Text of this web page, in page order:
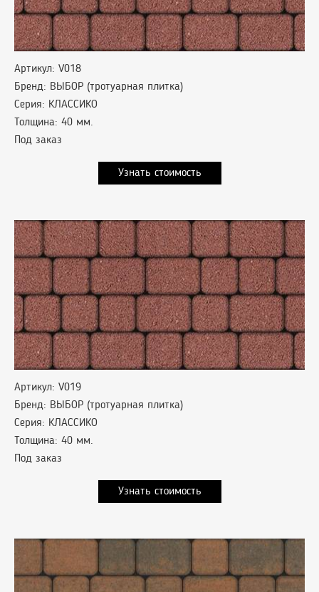
Артикул: V018
Бренд: ВЫБОР (тротуарная плитка)
Серия: КЛАССИКО
Толщина: 40 мм.
Под заказ
Узнать стоимость
Артикул: V019
Бренд: ВЫБОР (тротуарная плитка)
Серия: КЛАССИКО
Толщина: 40 мм.
Под заказ
Узнать стоимость